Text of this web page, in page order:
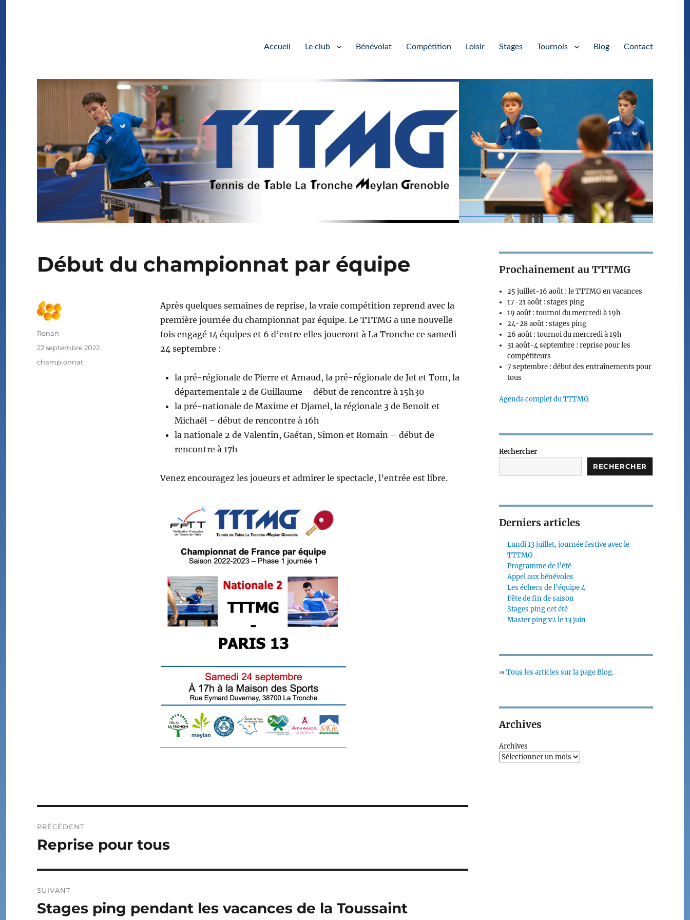
Accueil Le club Bénévolat Compétition Loisir Stages Tournois Blog Contact
Début du championnat par équipe
Après quelques semaines de reprise, la vraie compétition reprend avec la
première journée du championnat par équipe. Le TTTMG a une nouvelle
fois engagé 14 équipes et 6 d’entre elles joueront à La Tronche ce samedi
24 septembre :
la pré-régionale de Pierre et Arnaud, la pré-régionale de Jef et Tom, la
départementale 2 de Guillaume – début de rencontre à 15h30
la pré-nationale de Maxime et Djamel, la régionale 3 de Benoit et
Michaël – début de rencontre à 16h
la nationale 2 de Valentin, Gaétan, Simon et Romain – début de
rencontre à 17h
Venez encouragez les joueurs et admirer le spectacle, l’entrée est libre.
Auteur
Ronan
Publié
le
22 septembre 2022
Étiquettes
championnat
de
PRÉCÉDENT
Publication
Reprise pour tous
SUIVANT
Publication
Stages ping pendant les vacances de la Toussaint
Prochainement au TTTMG
25 juillet-16 août : le TTTMG en vacances
17-21 août : stages ping
19 août : tournoi du mercredi à 19h
24-28 août : stages ping
26 août : tournoi du mercredi à 19h
31 août-4 septembre : reprise pour les
compétiteurs
7 septembre : début des entraînements pour
tous
Agenda complet du TTTMG
Rechercher
RECHERCHER
Derniers articles
Lundi 13 juillet, journée festive avec le
TTTMG
Programme de l’été
Appel aux bénévoles
Les échecs de l’équipe 4
Fête de fin de saison
Stages ping cet été
Master ping v2 le 13 juin
⇒Tous les articles sur la page Blog.
Archives
Archives